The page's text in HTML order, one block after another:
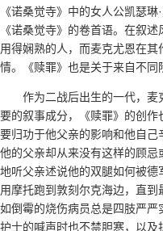
《诺桑觉寺》中的女人公凯瑟
《诺桑觉寺》的卷首语。在叙
用得娴熟的人，而麦克尤恩在
情。《赎罪》也是关于来自不
作为二战后出生的一代，
要的叙事成分，《赎罪》的创
要归功于他父亲的影响和他自
他的父亲却从来没有这样的顾
地听父亲述说他的双腿如何被
用摩托跑到敦刻尔克海边，直
如倒霉的烧伤病员总是四肢严
护士的喊声时也不禁胆寒，以